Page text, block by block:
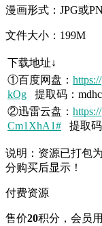
漫画形式：JPG或
文件大小：199M
下载地址↓
①百度网盘：
kOg 提取码：mdhc
②迅雷云盘：
Cm1XhA1# 提取码
说明：资源已打包
分购买后显示！
付费资源
售价20积分 ，会员